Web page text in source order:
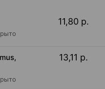
11,80 р.
13,11 р.